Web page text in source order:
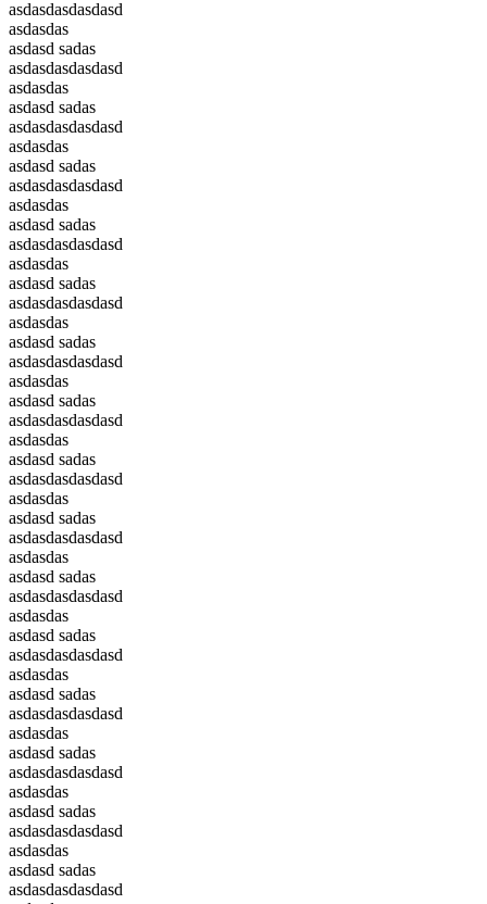
asdasdasdasdasd
asdasdas
asdasd sadas
asdasdasdasdasd
asdasdas
asdasd sadas
asdasdasdasdasd
asdasdas
asdasd sadas
asdasdasdasdasd
asdasdas
asdasd sadas
asdasdasdasdasd
asdasdas
asdasd sadas
asdasdasdasdasd
asdasdas
asdasd sadas
asdasdasdasdasd
asdasdas
asdasd sadas
asdasdasdasdasd
asdasdas
asdasd sadas
asdasdasdasdasd
asdasdas
asdasd sadas
asdasdasdasdasd
asdasdas
asdasd sadas
asdasdasdasdasd
asdasdas
asdasd sadas
asdasdasdasdasd
asdasdas
asdasd sadas
asdasdasdasdasd
asdasdas
asdasd sadas
asdasdasdasdasd
asdasdas
asdasd sadas
asdasdasdasdasd
asdasdas
asdasd sadas
asdasdasdasdasd